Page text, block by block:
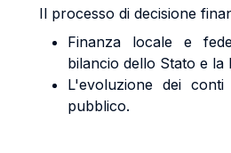
Il processo di decisione
Finanza locale e
bilancio dello Stato e la
L'evoluzione dei
pubblico.